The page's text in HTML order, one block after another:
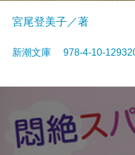
宮尾登美子／著
新潮文庫 978-4-10-